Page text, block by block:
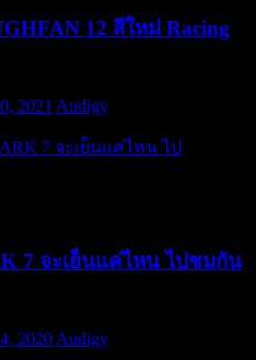
12 สีใหม่ Racing
2021 Audigy
7 จะเย็นแค่ไหน ไปชมกัน
2020 Audigy